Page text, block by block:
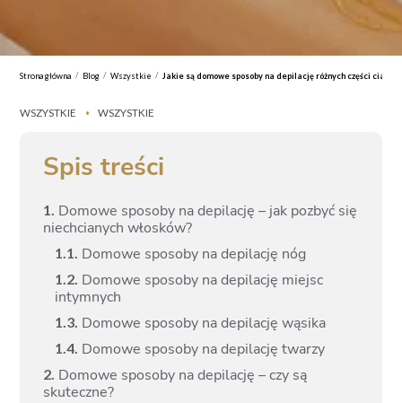
Strona główna / Blog / Wszystkie / Jakie są domowe sposoby na depilację różnych części ciała i
WSZYSTKIE • WSZYSTKIE
Spis treści
1.
Domowe sposoby na depilację – jak pozbyć się
niechcianych włosków?
1. 1. Domowe sposoby na depilację nóg
1. 2. Domowe sposoby na depilację miejsc
intymnych
1. 3. Domowe sposoby na depilację wąsika
1.4. Domowe sposoby na depilację twarzy
2. Domowe sposoby na depilację – czy są
skuteczne?